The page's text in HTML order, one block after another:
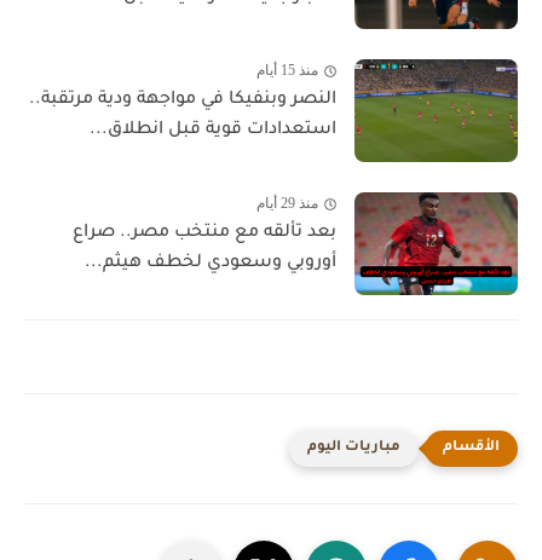
منذ 15 أيام
النصر وبنفيكا في مواجهة ودية مرتقبة..
استعدادات قوية قبل انطلاق...
منذ 29 أيام
بعد تألقه مع منتخب مصر.. صراع
أوروبي وسعودي لخطف هيثم...
مباريات اليوم